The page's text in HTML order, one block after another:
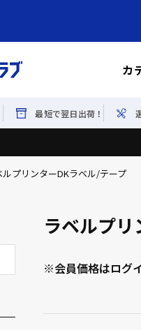
カ
最短で翌日出荷！
ルプリンターDKラベル/テープ
ラベルプ
※会員価格はログ